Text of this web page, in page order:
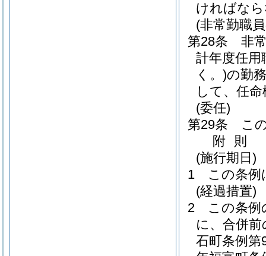
ければな
(非常勤職
第28条
非
計年度任用
く。)の勤
して、任
(委任)
第29条
こ
附 則
(施行期日)
1
この条例
(経過措置)
2
この条例
に、合併
石町条例第